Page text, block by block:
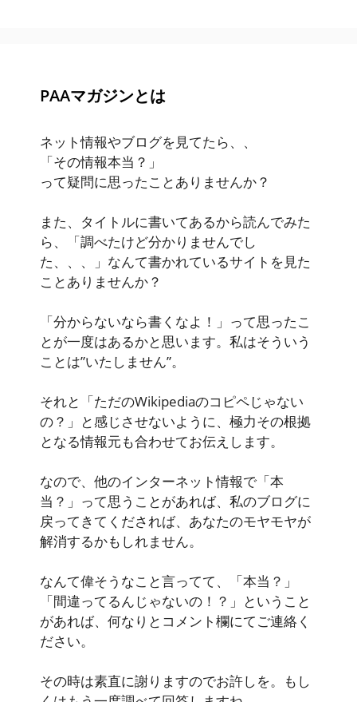
PAAマガジンとは
ネット情報やブログを見てたら、、
「その情報本当？」
って疑問に思ったことありませんか？
また、タイトルに書いてあるから読んでみた
ら、「調べたけど分かりませんでし
た、、、」なんて書かれているサイトを見た
ことありませんか？
「分からないなら書くなよ！」って思ったこ
とが一度はあるかと思います。私はそういう
ことは”いたしません”。
それと「ただのWikipediaのコピペじゃない
の？」と感じさせないように、極力その根拠
となる情報元も合わせてお伝えします。
なので、他のインターネット情報で「本
当？」って思うことがあれば、私のブログに
戻ってきてくだされば、あなたのモヤモヤが
解消するかもしれません。
なんて偉そうなこと言ってて、「本当？」
「間違ってるんじゃないの！？」ということ
があれば、何なりとコメント欄にてご連絡く
ださい。
その時は素直に謝りますのでお許しを。もし